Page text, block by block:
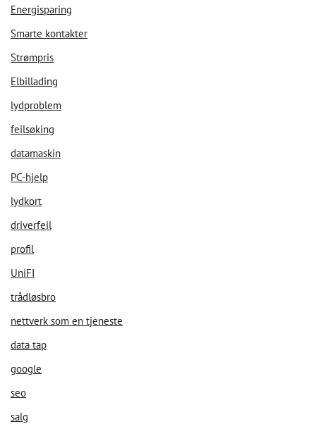
Energisparing
Smarte kontakter
Strømpris
Elbillading
lydproblem
feilsøking
datamaskin
PC-hjelp
lydkort
driverfeil
profil
UniFI
trådløsbro
nettverk som en tjeneste
data tap
google
seo
salg
Velkommen til vår chat!